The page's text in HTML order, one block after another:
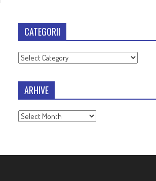
CATEGORII
Categorii
ARHIVE
Arhive